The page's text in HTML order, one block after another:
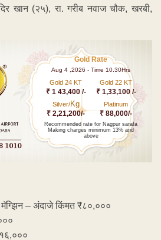
खान (२५), रा. गरीब नवाज चौक, खरबी,
Gold Rate
Aug 4 ,2026 - Time 10.30Hrs
Gold 24 KT
₹ 1 43,400 /-
Gold 22 KT
₹ 1,33,100 /-
Silver/Kg
₹ 2,21,200/-
Platinum
₹ 88,000/-
Recommended rate for Nagpur sarafa
Making charges minimum 13% and
above
मॅग्झिन – अंदाजे किंमत ₹८०,०००